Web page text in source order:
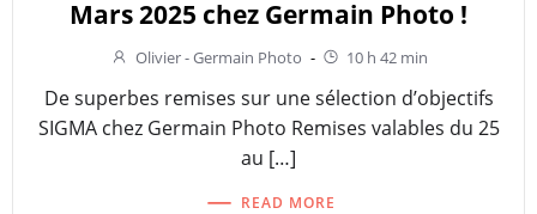
Mars 2025 chez Germain Photo !
Olivier - Germain Photo - 10 h 42 min
De superbes remises sur une sélection d’objectifs
SIGMA chez Germain Photo Remises valables du 25
au […]
READ MORE